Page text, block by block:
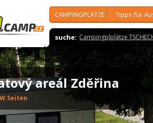
CAMPINGPLÄTZE Tipps für
suche: Campingplplätze
areál Zděřina
Seiten